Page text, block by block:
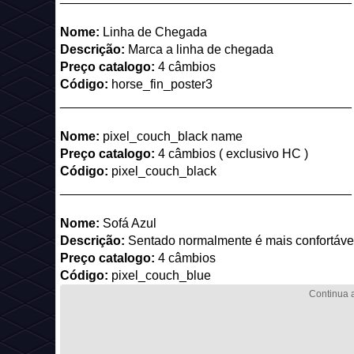
Nome: Linha de Chegada
Descrição: Marca a linha de chegada
Preço catalogo: 4 câmbios
Código: horse_fin_poster3
Nome: pixel_couch_black name
Preço catalogo: 4 câmbios ( exclusivo HC )
Código: pixel_couch_black
Nome: Sofá Azul
Descrição: Sentado normalmente é mais
Preço catalogo: 4 câmbios
Código: pixel_couch_blue